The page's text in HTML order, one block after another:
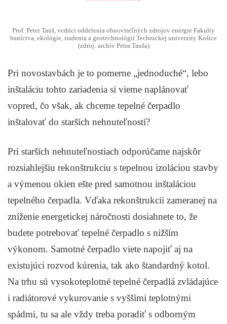
Prof. Peter Tauš, vedúci oddelenia obnoviteľných zdrojov energie Fakulty
baníctva, ekológie, riadenia a geotechnológií Technickej univerzity Košice
(zdroj: archív Petra Tauša)
Pri novostavbách je to pomerne „jednoduché“, lebo
inštaláciu tohto zariadenia si vieme naplánovať
vopred, čo však, ak chceme tepelné čerpadlo
inštalovať do starších nehnuteľností?
Pri starších nehnuteľnostiach odporúčame najskôr
rozsiahlejšiu rekonštrukciu s tepelnou izoláciou stavby
a výmenou okien ešte pred samotnou inštaláciou
tepelného čerpadla. Vďaka rekonštrukcii zameranej na
zníženie energetickej náročnosti dosiahnete to, že
budete potrebovať tepelné čerpadlo s nižším
výkonom. Samotné čerpadlo viete napojiť aj na
existujúci rozvod kúrenia, tak ako štandardný kotol.
Na trhu sú vysokoteplotné tepelné čerpadlá zvládajúce
i radiátorové vykurovanie s vyššími teplotnými
spádmi, tu sa ale vždy treba poradiť s odborným